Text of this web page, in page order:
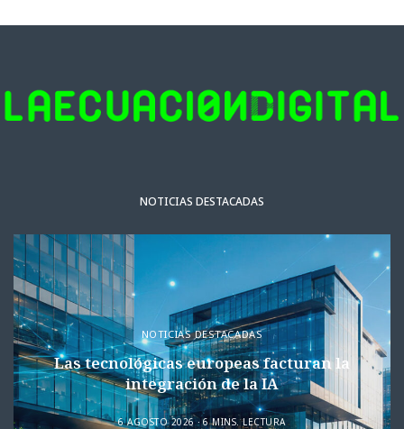
NOTICIAS DESTACADAS
NOTICIAS DESTACADAS
Las tecnológicas europeas facturan la
integración de la IA
6 AGOSTO 2026 6 MINS. LECTURA